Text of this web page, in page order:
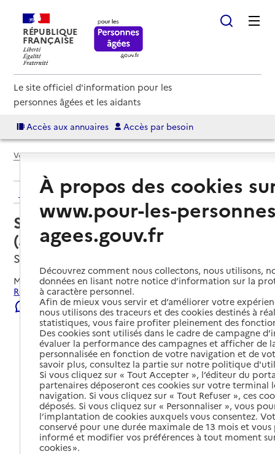
RÉPUBLIQUE
FRANÇAISE
Le site officiel d'information pour les
personnes âgées et les aidants
Accès aux annuaires Accès par besoin
Voir le fil d’Ariane
Retour aux résultats de l'annuaire
Service autonomie à domicile
(aide) – Nouvéo
Sète, HERAULT
Mis à jour le23/07/2026
Rechercher les établissements et services autour de Sète.
Signaler une erreur
À propos des cookies
www.pour-les-
agees.gouv.fr
Découvrez comment nous collectons, nous utilisons,
données en lisant notre notice d’information sur la
à caractère personnel.
Afin de mieux vous servir et d’améliorer votre
nous utilisons des traceurs et des cookies destinés à
statistiques, vous faire profiter pleinement des
Des cookies sont utilisés dans le cadre de campagne
évaluer la performance des campagnes et afficher de
personnalisée en fonction de votre navigation et de
savoir plus, consultez la partie sur notre politique
Si vous cliquez sur « Tout Accepter », l’éditeur du
partenaires déposeront ces cookies sur votre terminal
navigation. Si vous cliquez sur « Tout Refuser », ces
déposés. Si vous cliquez sur « Personnaliser », vous
l’implantation de cookies auxquels vous consentez.
conservé pour une durée maximale de 13 mois et
informé et modifier vos préférences à tout moment
cookies ».